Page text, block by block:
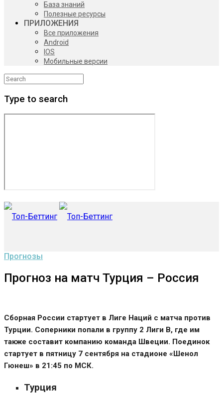
База знаний
Полезные ресурсы
ПРИЛОЖЕНИЯ
Все приложения
Android
IOS
Мобильные версии
Type to search
Прогнозы
Прогноз на матч Турция – Россия
Сборная России стартует в Лиге Наций с матча против
Турции. Соперники попали в группу 2 Лиги B, где им
также составит компанию команда Швеции. Поединок
стартует в пятницу 7 сентября на стадионе «Шенол
Гюнеш» в 21:45 по МСК.
Турция